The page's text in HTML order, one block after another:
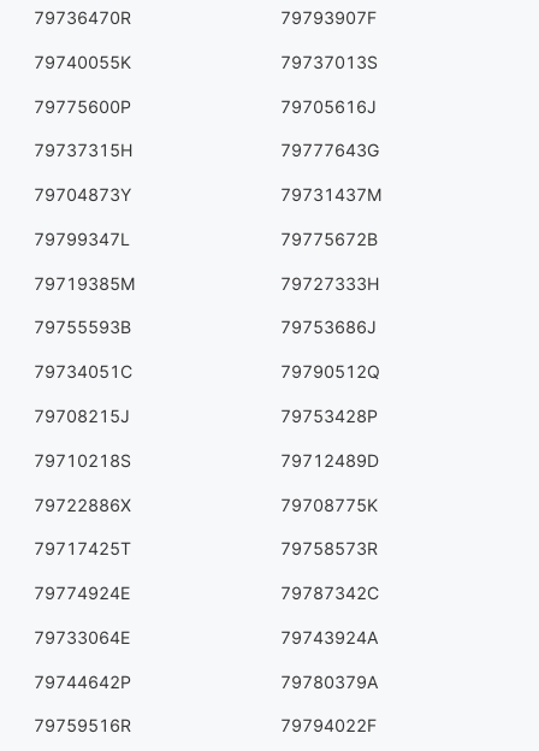
79736470R 79793907F
79740055K 79737013S
79775600P 79705616J
79737315H 79777643G
79704873Y 79731437M
79799347L 79775672B
79719385M 79727333H
79755593B 79753686J
79734051C 79790512Q
79708215J 79753428P
79710218S 79712489D
79722886X 79708775K
79717425T 79758573R
79774924E 79787342C
79733064E 79743924A
79744642P 79780379A
79759516R 79794022F